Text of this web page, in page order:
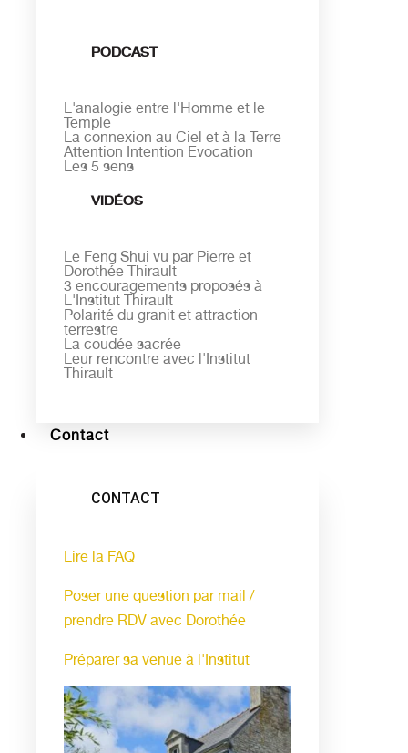
PODCAST
L'analogie entre l'Homme et le
Temple
La connexion au Ciel et à la Terre
Attention Intention Evocation
Les 5 sens
VIDÉOS
Le Feng Shui vu par Pierre et
Dorothée Thirault
3 encouragements proposés à
L'Institut Thirault
Polarité du granit et attraction
terrestre
La coudée sacrée
Leur rencontre avec l'Institut
Thirault
Contact
CONTACT
Lire la FAQ
Poser une question par mail /
prendre RDV avec Dorothée
Préparer sa venue à l'Institut